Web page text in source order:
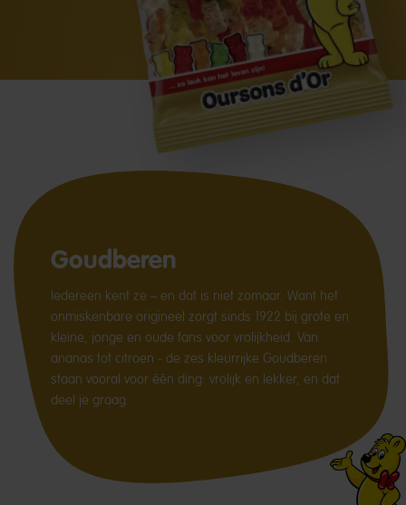
Goudberen
Iedereen kent ze – en dat is niet zomaar. Want het
onmiskenbare origineel zorgt sinds 1922 bij grote en
kleine, jonge en oude fans voor vrolijkheid. Van
ananas tot citroen - de zes kleurrijke Goudberen
staan vooral voor één ding: vrolijk en lekker, en dat
deel je graag.